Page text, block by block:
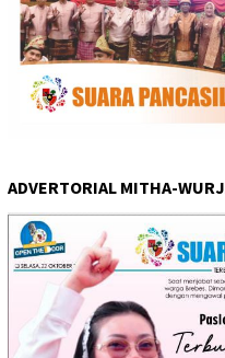
ADVERTORIAL MITHA-